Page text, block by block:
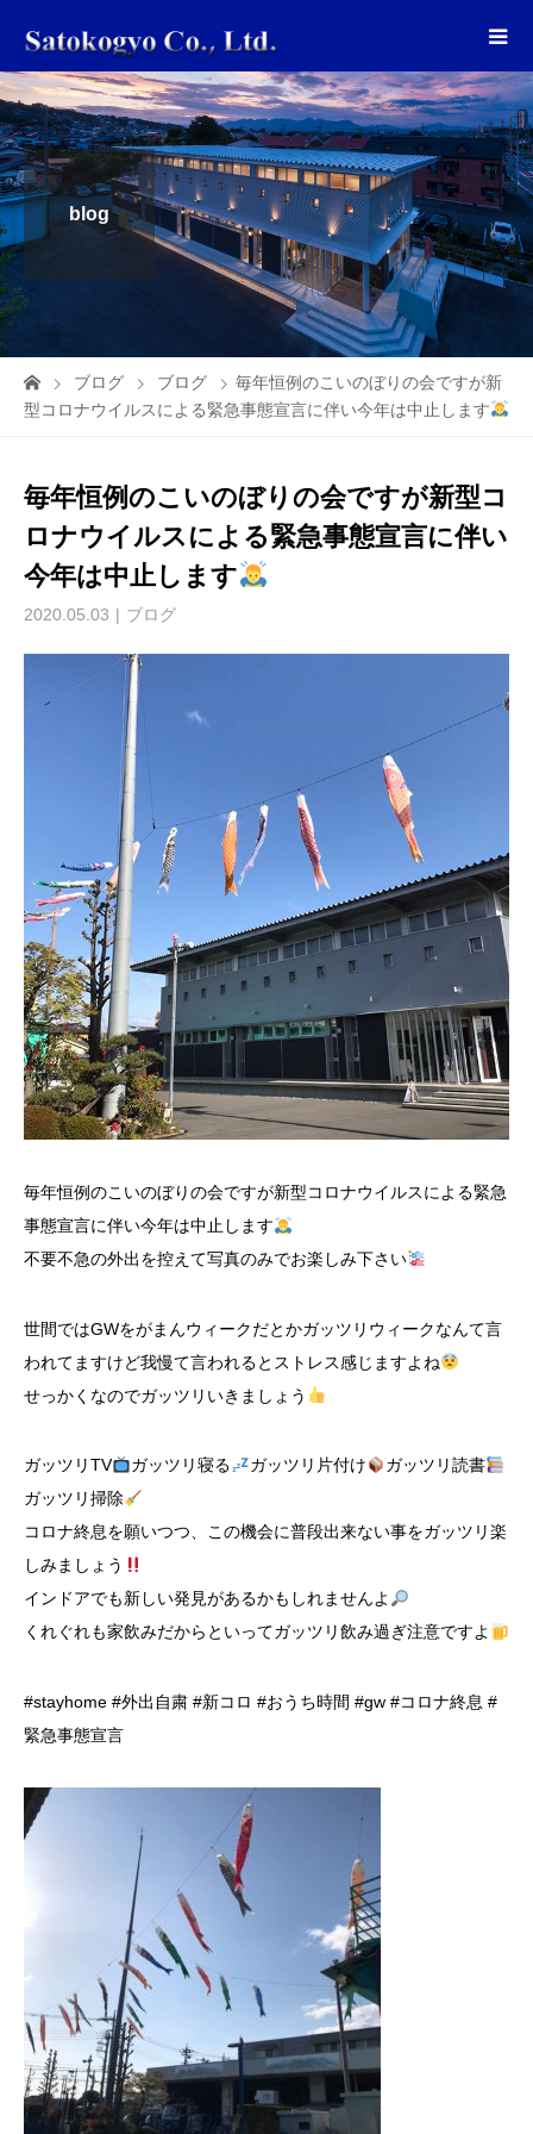
blog
ブログ ブログ
毎年恒例のこいのぼりの会ですが新
型コロナウイルスによる緊急事態宣言に伴い今年は中止します
毎年恒例のこいのぼりの会ですが新型コ
ロナウイルスによる緊急事態宣言に伴い
今年は中止します
2020.05.03 ブログ
毎年恒例のこいのぼりの会ですが新型コロナウイルスによる緊急
事態宣言に伴い今年は中止します
不要不急の外出を控えて写真のみでお楽しみ下さい
世間ではGWをがまんウィークだとかガッツリウィークなんて言
われてますけど我慢て言われるとストレス感じますよね
せっかくなのでガッツリいきましょう
ガッツリTV ガッツリ寝る ガッツリ片付け
ガッツリ読書
ガッツリ掃除
コロナ終息を願いつつ、この機会に普段出来ない事をガッツリ楽
しみましょう
インドアでも新しい発見があるかもしれませんよ
くれぐれも家飲みだからといってガッツリ飲み過ぎ注意ですよ
#stayhome #外出自粛 #新コロ #おうち時間 #gw #コロナ終息 #
緊急事態宣言